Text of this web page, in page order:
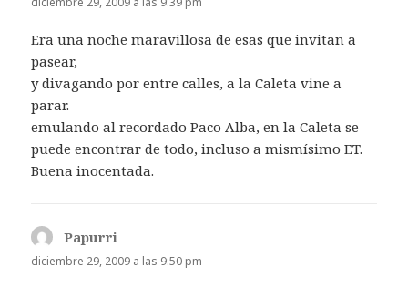
Era una noche maravillosa de esas que invitan a
pasear,
y divagando por entre calles, a la Caleta vine a
parar.
emulando al recordado Paco Alba, en la Caleta se
puede encontrar de todo, incluso a mismísimo ET.
Buena inocentada.
Papurri
diciembre 29, 2009 a las 9:50 pm